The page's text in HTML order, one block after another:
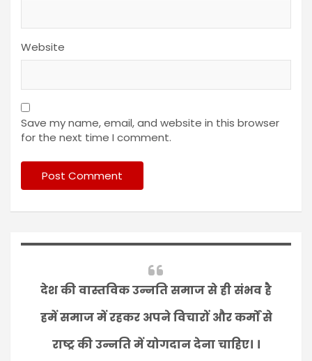
Website
Save my name, email, and website in this browser
for the next time I comment.
देश की वास्तविक उन्नति समाज से ही संभव है
हमें समाज में रहकर अपने विचारों और कर्मों से
राष्ट्र की उन्नति में योगदान देना चाहिए। ।